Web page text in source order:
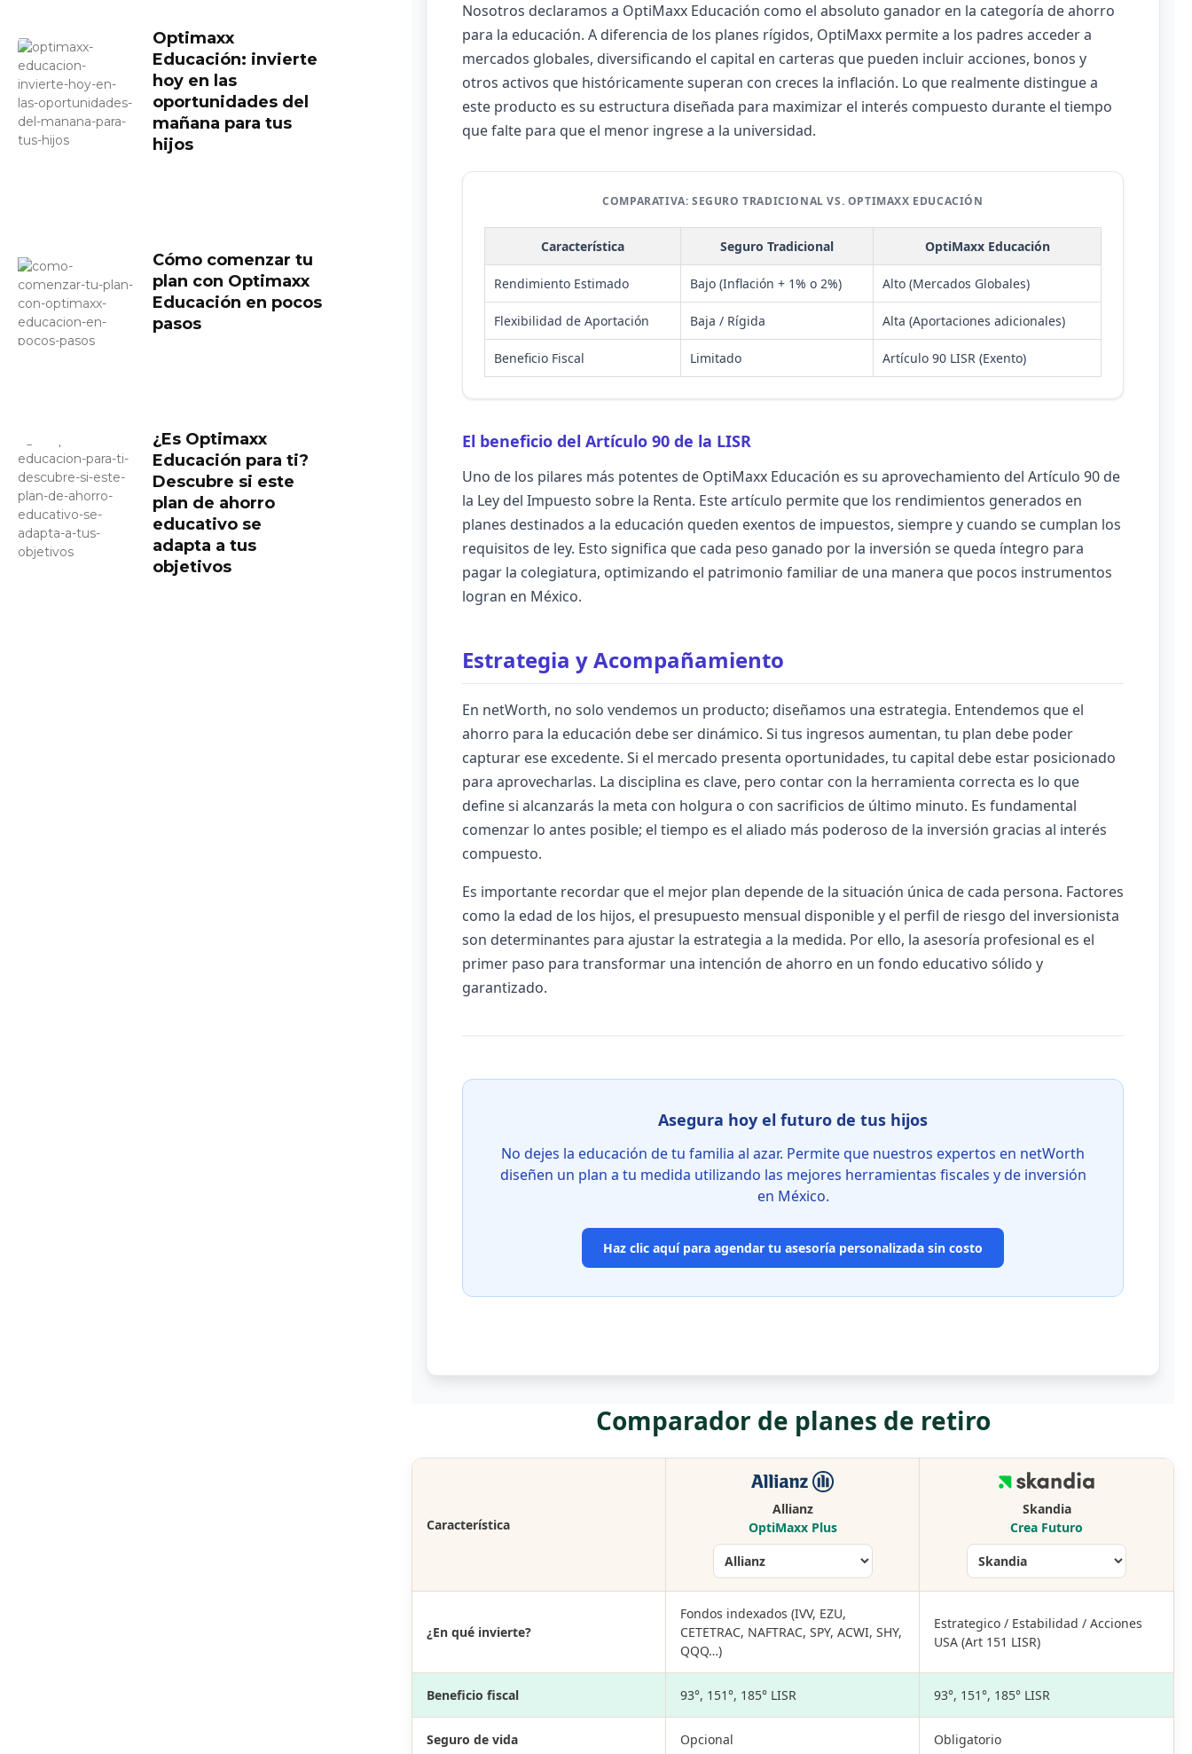
Optimaxx
Educación: invierte
hoy en las
oportunidades del
mañana para tus
hijos
Cómo comenzar tu
plan con Optimaxx
Educación en pocos
pasos
¿Es Optimaxx
Educación para ti?
Descubre si este
plan de ahorro
educativo se
adapta a tus
objetivos
Nosotros declaramos a OptiMaxx Educación como el absoluto ganador en la categoría de ahorro
para la educación. A diferencia de los planes rígidos, OptiMaxx permite a los padres acceder a
mercados globales, diversificando el capital en carteras que pueden incluir acciones, bonos y
otros activos que históricamente superan con creces la inflación. Lo que realmente distingue a
este producto es su estructura diseñada para maximizar el interés compuesto durante el tiempo
que falte para que el menor ingrese a la universidad.
COMPARATIVA: SEGURO TRADICIONAL VS. OPTIMAXX EDUCACIÓN
Característica Seguro Tradicional OptiMaxx Educación
Rendimiento Estimado Bajo (Inflación + 1% o 2%) Alto (Mercados Globales)
Flexibilidad de Aportación Baja / Rígida Alta (Aportaciones adicionales)
Beneficio Fiscal Limitado Artículo 90 LISR (Exento)
El beneficio del Artículo 90 de la LISR
Uno de los pilares más potentes de OptiMaxx Educación es su aprovechamiento del Artículo 90 de
la Ley del Impuesto sobre la Renta. Este artículo permite que los rendimientos generados en
planes destinados a la educación queden exentos de impuestos, siempre y cuando se cumplan los
requisitos de ley. Esto significa que cada peso ganado por la inversión se queda íntegro para
pagar la colegiatura, optimizando el patrimonio familiar de una manera que pocos instrumentos
logran en México.
Estrategia y Acompañamiento
En netWorth, no solo vendemos un producto; diseñamos una estrategia. Entendemos que el
ahorro para la educación debe ser dinámico. Si tus ingresos aumentan, tu plan debe poder
capturar ese excedente. Si el mercado presenta oportunidades, tu capital debe estar posicionado
para aprovecharlas. La disciplina es clave, pero contar con la herramienta correcta es lo que
define si alcanzarás la meta con holgura o con sacrificios de último minuto. Es fundamental
comenzar lo antes posible; el tiempo es el aliado más poderoso de la inversión gracias al interés
compuesto.
Es importante recordar que el mejor plan depende de la situación única de cada persona. Factores
como la edad de los hijos, el presupuesto mensual disponible y el perfil de riesgo del inversionista
son determinantes para ajustar la estrategia a la medida. Por ello, la asesoría profesional es el
primer paso para transformar una intención de ahorro en un fondo educativo sólido y
garantizado.
Asegura hoy el futuro de tus hijos
No dejes la educación de tu familia al azar. Permite que nuestros expertos en netWorth
diseñen un plan a tu medida utilizando las mejores herramientas fiscales y de inversión
en México.
Haz clic aquí para agendar tu asesoría personalizada sin costo
Comparador de planes de retiro
Característica
Allianz
OptiMaxx Plus
Skandia
Crea Futuro
¿En qué invierte?
Fondos indexados (IVV, EZU,
CETETRAC, NAFTRAC, SPY, ACWI, SHY,
QQQ…)
Estrategico / Estabilidad / Acciones
USA (Art 151 LISR)
Beneficio fiscal 93°, 151°, 185° LISR 93°, 151°, 185° LISR
Seguro de vida Opcional Obligatorio